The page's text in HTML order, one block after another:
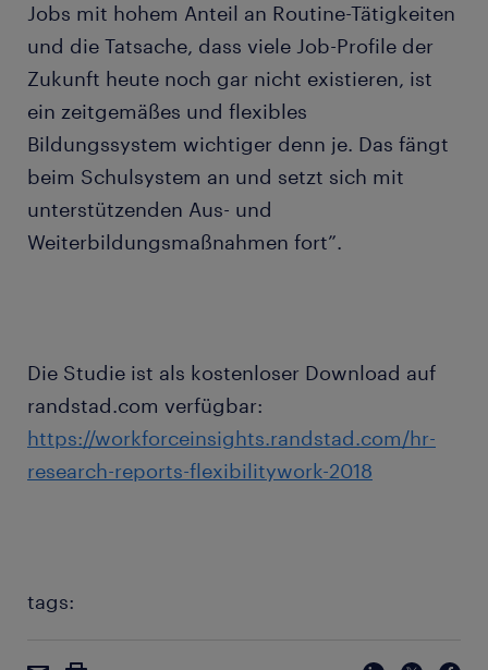
Jobs mit hohem Anteil an Routine-Tätigkeiten
und die Tatsache, dass viele Job-Profile der
Zukunft heute noch gar nicht existieren, ist
ein zeitgemäßes und flexibles
Bildungssystem wichtiger denn je. Das fängt
beim Schulsystem an und setzt sich mit
unterstützenden Aus- und
Weiterbildungsmaßnahmen fort”.
Die Studie ist als kostenloser Download auf
randstad.com verfügbar:
https://workforceinsights.randstad.com/hr-
research-reports-flexibilitywork-2018
tags: